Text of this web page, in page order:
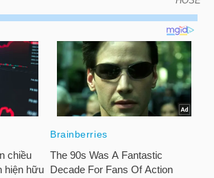
để thực hiện chứng quyền do